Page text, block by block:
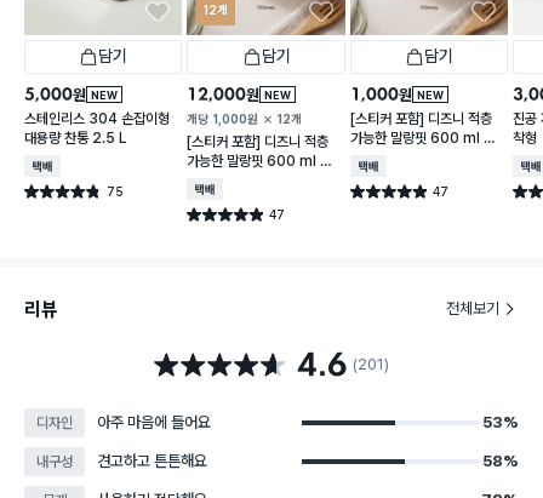
담기
NEW
5,000원
스테인리스 304 손잡이형
대용량 찬통 2.5 L
택배배송
별점 4.8점 75
건 작성
12개
담기
NEW
12,000원
개당 1,000원 12개
[스티커 포함] 디즈니 적층
가능한 말랑핏 600 ml 아
택배배송
별점 4.9점 47
건 작성
담기
NEW
1,000원
[스티커 포함] 디즈니 적층
가능한 말랑핏 600 ml 아
택배배송
별점 4.9점 47
건 작성
진공
착형
택배
별점
리뷰 전체보기
별점 4.6점 4.6 (201)
디자인 아주 마음에 들어요 53%
내구성 견고하고 튼튼해요 58%